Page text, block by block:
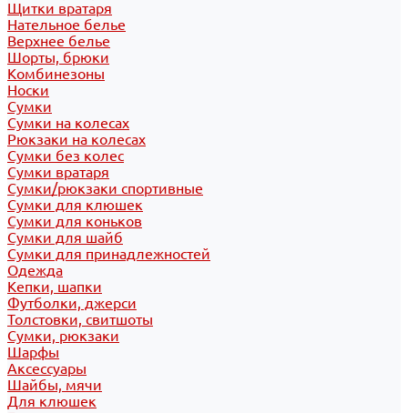
Щитки вратаря
Нательное белье
Верхнее белье
Шорты, брюки
Комбинезоны
Носки
Сумки
Сумки на колесах
Рюкзаки на колесах
Сумки без колес
Сумки вратаря
Сумки/рюкзаки спортивные
Сумки для клюшек
Сумки для коньков
Сумки для шайб
Сумки для принадлежностей
Одежда
Кепки, шапки
Футболки, джерси
Толстовки, свитшоты
Сумки, рюкзаки
Шарфы
Аксессуары
Шайбы, мячи
Для клюшек